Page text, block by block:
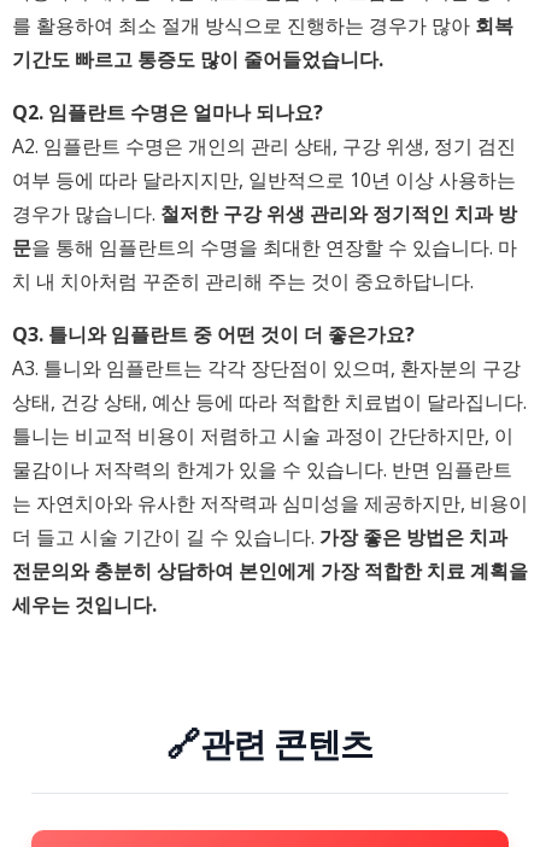
를 활용하여 최소 절개 방식으로 진행하는 경우가 많아 회복
기간도 빠르고 통증도 많이 줄어들었습니다.
Q2. 임플란트 수명은 얼마나 되나요?
A2. 임플란트 수명은 개인의 관리 상태, 구강 위생, 정기 검진
여부 등에 따라 달라지지만, 일반적으로 10년 이상 사용하는
경우가 많습니다. 철저한 구강 위생 관리와 정기적인 치과 방
문을 통해 임플란트의 수명을 최대한 연장할 수 있습니다. 마
치 내 치아처럼 꾸준히 관리해 주는 것이 중요하답니다.
Q3. 틀니와 임플란트 중 어떤 것이 더 좋은가요?
A3. 틀니와 임플란트는 각각 장단점이 있으며, 환자분의 구강
상태, 건강 상태, 예산 등에 따라 적합한 치료법이 달라집니다.
틀니는 비교적 비용이 저렴하고 시술 과정이 간단하지만, 이
물감이나 저작력의 한계가 있을 수 있습니다. 반면 임플란트
는 자연치아와 유사한 저작력과 심미성을 제공하지만, 비용이
더 들고 시술 기간이 길 수 있습니다. 가장 좋은 방법은 치과
전문의와 충분히 상담하여 본인에게 가장 적합한 치료 계획을
세우는 것입니다.
🔗관련 콘텐츠